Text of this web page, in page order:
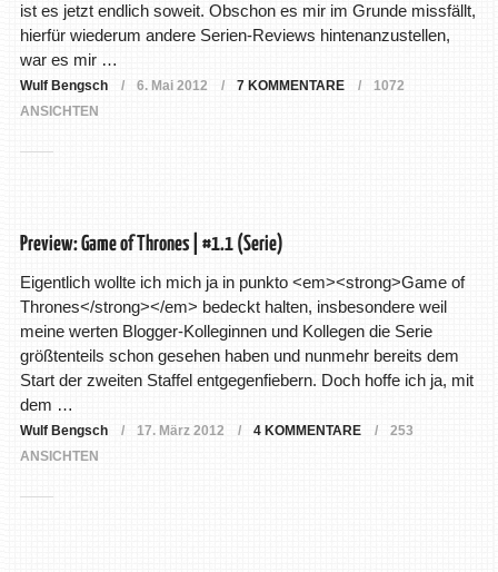
ist es jetzt endlich soweit. Obschon es mir im Grunde missfällt,
hierfür wiederum andere Serien-Reviews hintenanzustellen,
war es mir …
Wulf Bengsch 6. Mai 2012 7 KOMMENTARE
1072
ANSICHTEN
Preview: Game of Thrones | #1.1 (Serie)
Eigentlich wollte ich mich ja in punkto <em><strong>Game of
Thrones</strong></em> bedeckt halten, insbesondere weil
meine werten Blogger-Kolleginnen und Kollegen die Serie
größtenteils schon gesehen haben und nunmehr bereits dem
Start der zweiten Staffel entgegenfiebern. Doch hoffe ich ja, mit
dem …
Wulf Bengsch 17. März 2012 4 KOMMENTARE
253
ANSICHTEN